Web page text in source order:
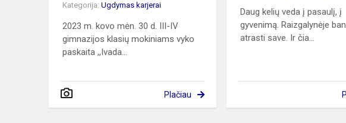
Kategorija: Ugdymas karjerai
2023 m. kovo mėn. 30 d. III-IV
gimnazijos klasių mokiniams vyko
paskaita ,,Ivada...
Plačiau
Daug kelių veda į pasaulį, į
gyvenimą. Raizgalynėje
atrasti save. Ir čia...